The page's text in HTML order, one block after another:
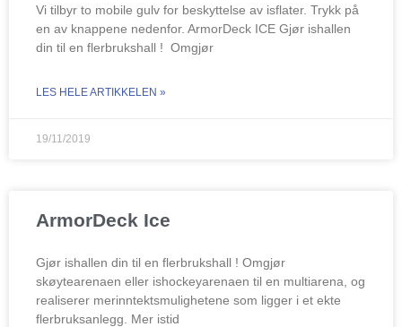
Vi tilbyr to mobile gulv for beskyttelse av isflater. Trykk på
en av knappene nedenfor. ArmorDeck ICE Gjør ishallen
din til en flerbrukshall ! Omgjør
LES HELE ARTIKKELEN »
19/11/2019
ArmorDeck Ice
Gjør ishallen din til en flerbrukshall ! Omgjør
skøytearenaen eller ishockeyarenaen til en multiarena, og
realiserer merinntektsmulighetene som ligger i et ekte
flerbruksanlegg. Mer istid